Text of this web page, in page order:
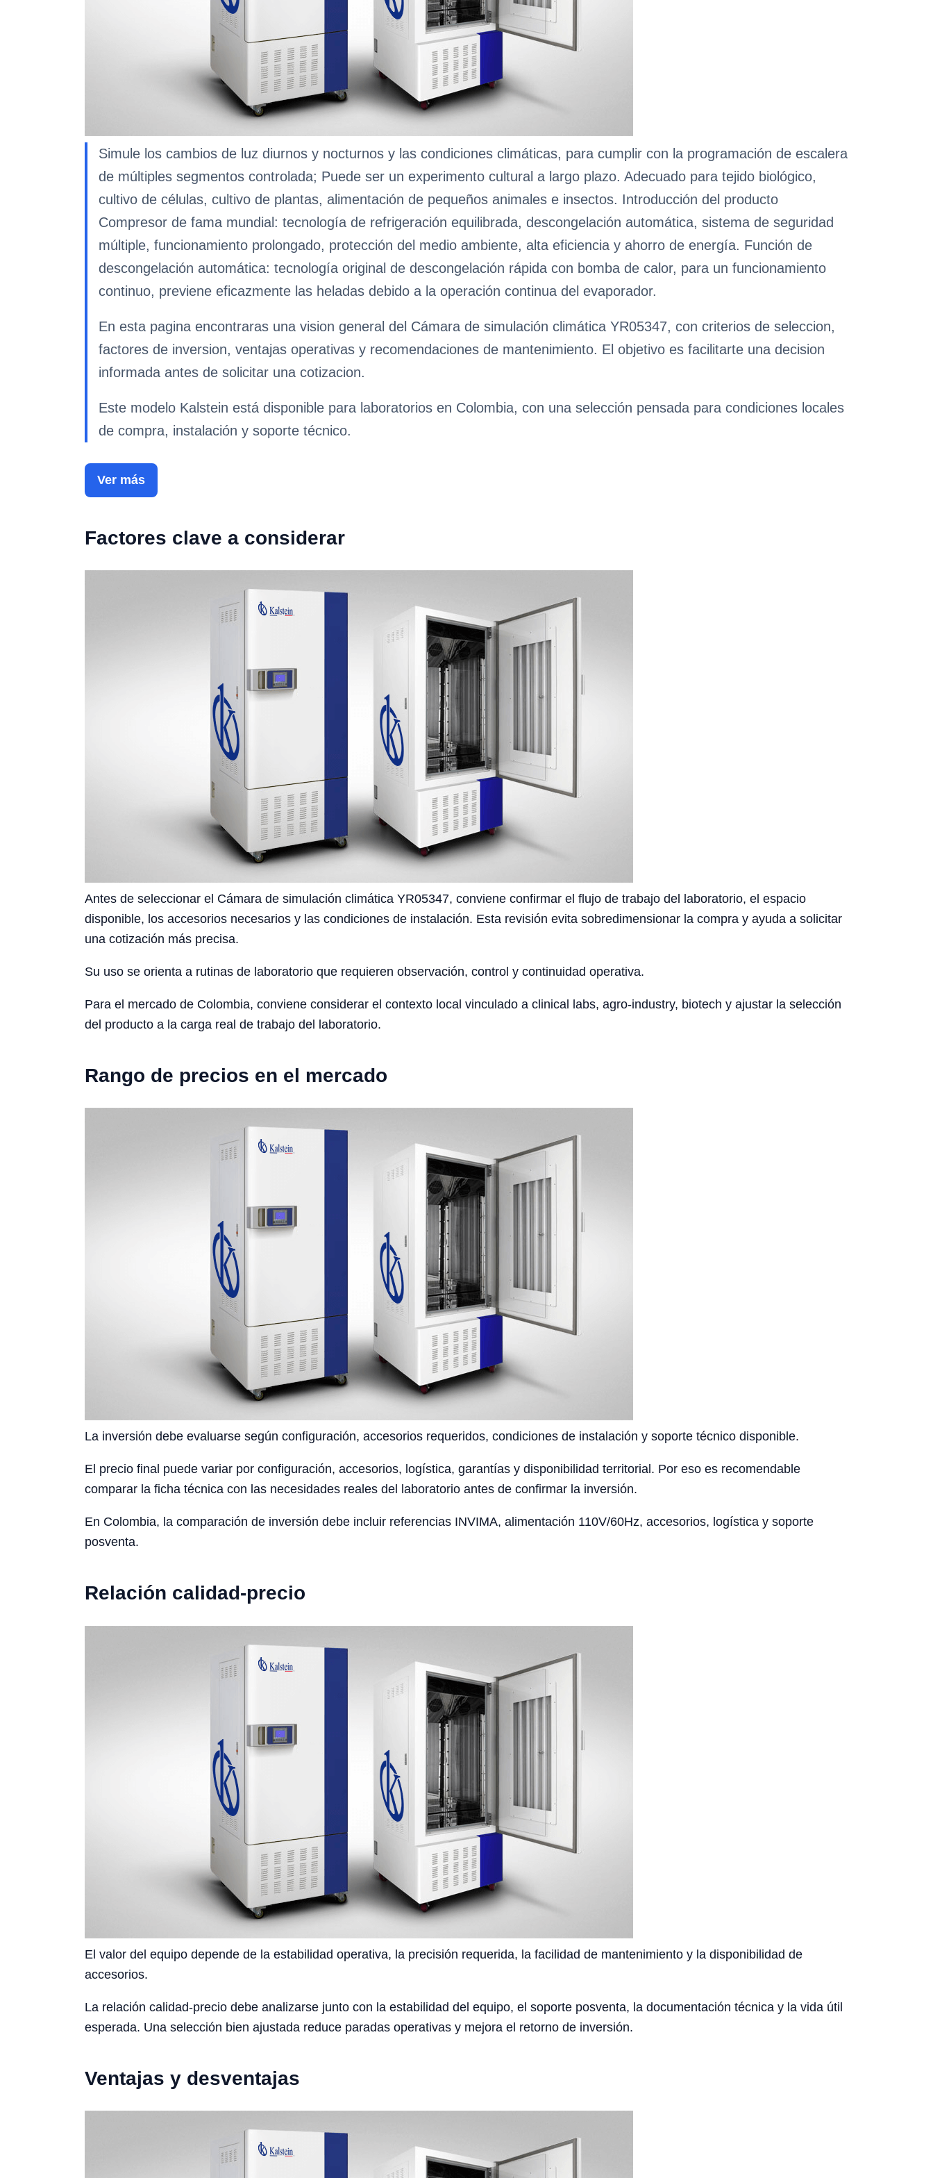
Simule los cambios de luz diurnos y nocturnos y las condiciones climáticas, para cumplir con la programación de escalera
de múltiples segmentos controlada; Puede ser un experimento cultural a largo plazo. Adecuado para tejido biológico,
cultivo de células, cultivo de plantas, alimentación de pequeños animales e insectos. Introducción del producto
Compresor de fama mundial: tecnología de refrigeración equilibrada, descongelación automática, sistema de seguridad
múltiple, funcionamiento prolongado, protección del medio ambiente, alta eficiencia y ahorro de energía. Función de
descongelación automática: tecnología original de descongelación rápida con bomba de calor, para un funcionamiento
continuo, previene eficazmente las heladas debido a la operación continua del evaporador.
En esta pagina encontraras una vision general del Cámara de simulación climática YR05347, con criterios de seleccion,
factores de inversion, ventajas operativas y recomendaciones de mantenimiento. El objetivo es facilitarte una decision
informada antes de solicitar una cotizacion.
Este modelo Kalstein está disponible para laboratorios en Colombia, con una selección pensada para condiciones locales
de compra, instalación y soporte técnico.
Ver más
Factores clave a considerar
Antes de seleccionar el Cámara de simulación climática YR05347, conviene confirmar el flujo de trabajo del laboratorio, el espacio
disponible, los accesorios necesarios y las condiciones de instalación. Esta revisión evita sobredimensionar la compra y ayuda a solicitar
una cotización más precisa.
Su uso se orienta a rutinas de laboratorio que requieren observación, control y continuidad operativa.
Para el mercado de Colombia, conviene considerar el contexto local vinculado a clinical labs, agro-industry, biotech y ajustar la selección
del producto a la carga real de trabajo del laboratorio.
Rango de precios en el mercado
La inversión debe evaluarse según configuración, accesorios requeridos, condiciones de instalación y soporte técnico disponible.
El precio final puede variar por configuración, accesorios, logística, garantías y disponibilidad territorial. Por eso es recomendable
comparar la ficha técnica con las necesidades reales del laboratorio antes de confirmar la inversión.
En Colombia, la comparación de inversión debe incluir referencias INVIMA, alimentación 110V/60Hz, accesorios, logística y soporte
posventa.
Relación calidad-precio
El valor del equipo depende de la estabilidad operativa, la precisión requerida, la facilidad de mantenimiento y la disponibilidad de
accesorios.
La relación calidad-precio debe analizarse junto con la estabilidad del equipo, el soporte posventa, la documentación técnica y la vida útil
esperada. Una selección bien ajustada reduce paradas operativas y mejora el retorno de inversión.
Ventajas y desventajas